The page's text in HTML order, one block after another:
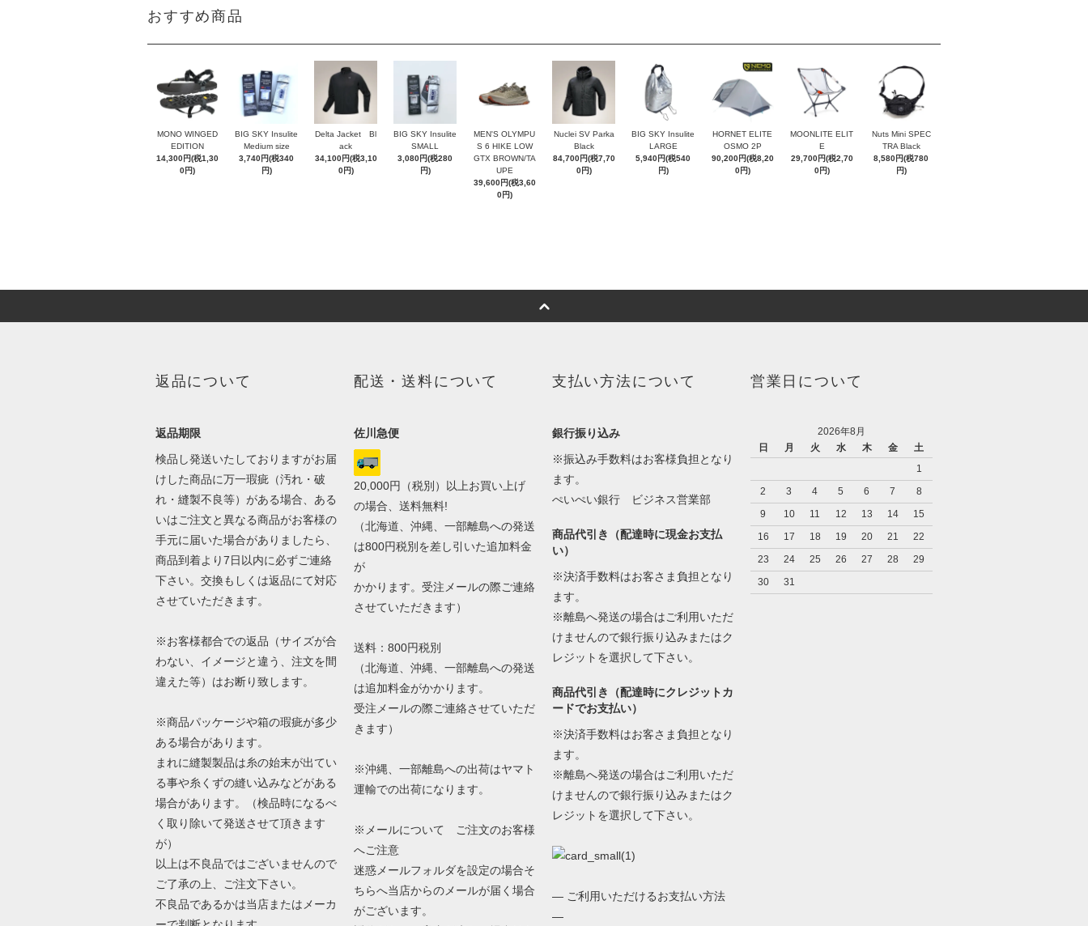
おすすめ商品
MONO WINGED
EDITION
14,300円(税1,30
0円)
BIG SKY Insulite
Medium size
3,740円(税340
円)
Delta Jacket Bl
ack
34,100円(税3,10
0円)
BIG SKY Insulite
SMALL
3,080円(税280
円)
MEN'S OLYMPU
S 6 HIKE LOW
GTX BROWN/TA
UPE
39,600円(税3,60
0円)
Nuclei SV Parka
Black
84,700円(税7,70
0円)
BIG SKY Insulite
LARGE
5,940円(税540
円)
HORNET ELITE
OSMO 2P
90,200円(税8,20
0円)
MOONLITE ELIT
E
29,700円(税2,70
0円)
Nuts Mini SPEC
TRA Black
8,580円(税780
円)
返品について
返品期限
検品し発送いたしておりますがお届
けした商品に万一瑕疵（汚れ・破
れ・縫製不良等）がある場合、ある
いはご注文と異なる商品がお客様の
手元に届いた場合がありましたら、
商品到着より7日以内に必ずご連絡
下さい。交換もしくは返品にて対応
させていただきます。
※お客様都合での返品（サイズが合
わない、イメージと違う、注文を間
違えた等）はお断り致します。
※商品パッケージや箱の瑕疵が多少
ある場合があります。
まれに縫製製品は糸の始末が出てい
る事や糸くずの縫い込みなどがある
場合があります。（検品時になるべ
く取り除いて発送させて頂きます
が）
以上は不良品ではございませんので
ご了承の上、ご注文下さい。
不良品であるかは当店またはメーカ
配送・送料について
佐川急便
20,000円（税別）以上お買い上げ
の場合、送料無料!
（北海道、沖縄、一部離島への発送
は800円税別を差し引いた追加料金
が
かかります。受注メールの際ご連絡
させていただきます）
送料：800円税別
（北海道、沖縄、一部離島への発送
は追加料金がかかります。
受注メールの際ご連絡させていただ
きます）
※沖縄、一部離島への出荷はヤマト
運輸での出荷になります。
※メールについて ご注文のお客様
へご注意
迷惑メールフォルダを設定の場合そ
ちらへ当店からのメールが届く場合
がございます。
支払い方法について
銀行振り込み
※振込み手数料はお客様負担となり
ます。
ぺいぺい銀行 ビジネス営業部
商品代引き（配達時に現金お支払
い）
※決済手数料はお客さま負担となり
ます。
※離島へ発送の場合はご利用いただ
けませんので銀行振り込みまたはク
レジットを選択して下さい。
商品代引き（配達時にクレジットカ
ードでお支払い）
※決済手数料はお客さま負担となり
ます。
※離島へ発送の場合はご利用いただ
けませんので銀行振り込みまたはク
レジットを選択して下さい。
— ご利用いただけるお支払い方法
—
営業日について
2026年8月
日
月 火 水 木 金
土
1
2
3 4 5 6 7
8
9
10 11 12 13 14
15
16
17 18 19 20 21
22
23
24 25 26 27 28
29
30
31